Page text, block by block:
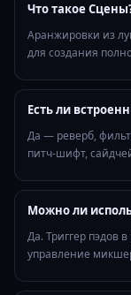
Что такое
Аранжировки из
для создания
Есть ли
Да — реверб,
питч-шифт,
Можно ли
Да. Триггер пэдов
управление